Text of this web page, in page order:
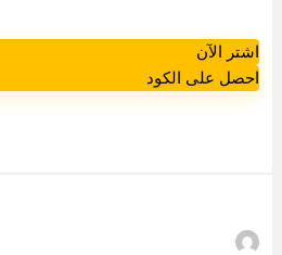
اشتر الآن
احصل على الكود